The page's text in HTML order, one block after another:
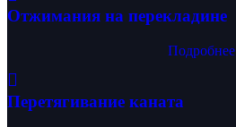
Отжимания на перекладине
Подробнее
Перетягивание каната